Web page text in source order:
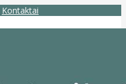
Kontaktai